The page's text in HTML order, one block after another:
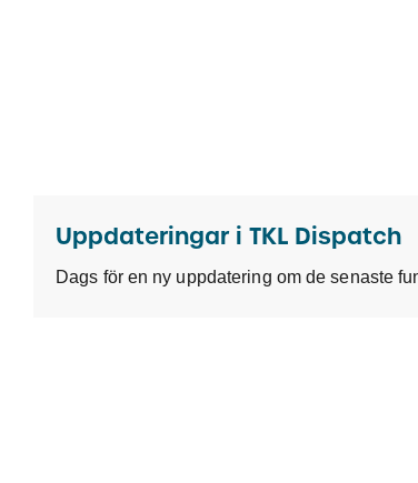
Uppdateringar i TKL Dispatch